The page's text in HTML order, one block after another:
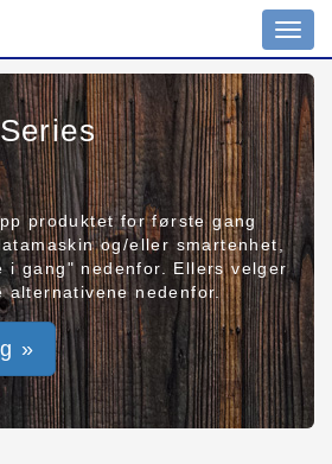
produktet for første gang
og/eller smartenhet,
i gang" nedenfor. Ellers velger
alternativene nedenfor.
»